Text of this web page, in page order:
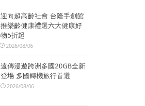
迎向超高齡社會 台隆手創館
推樂齡健康禮選六大健康好
物5折起
2026/08/06
遠傳漫遊跨洲多國20GB全新
登場 多國轉機旅行首選
2026/08/06